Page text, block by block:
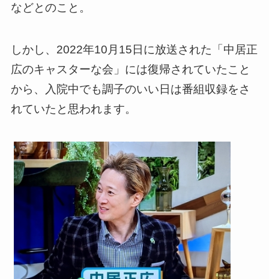
などとのこと。
しかし、2022年10月15日に放送された「中居正
広のキャスターな会」には復帰されていたこと
から、入院中でも調子のいい日は番組収録をさ
れていたと思われます。